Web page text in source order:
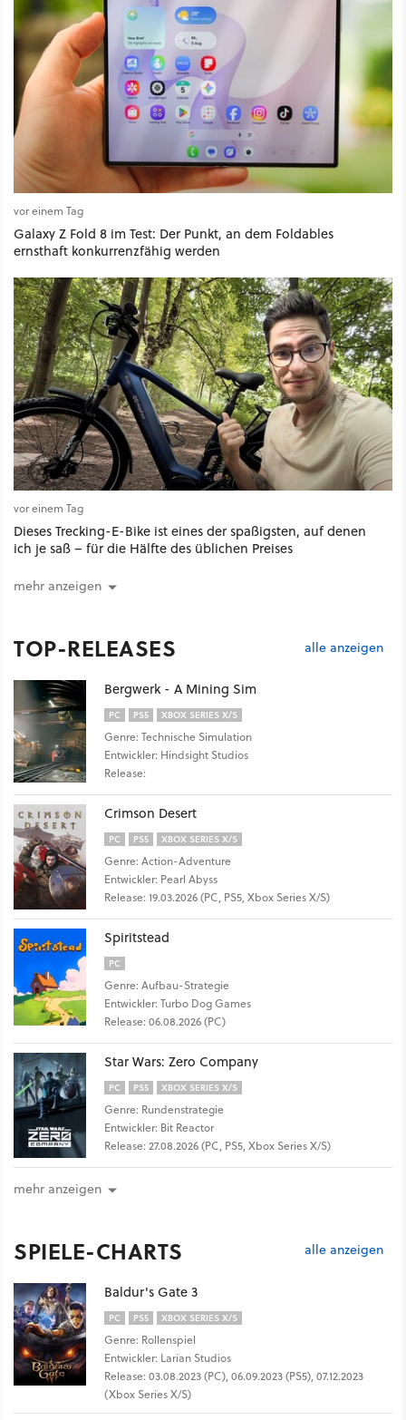
vor einem Tag
Galaxy Z Fold 8 im Test: Der Punkt, an dem Foldables
ernsthaft konkurrenzfähig werden
vor einem Tag
Dieses Trecking-E-Bike ist eines der spaßigsten, auf denen
ich je saß – für die Hälfte des üblichen Preises
mehr anzeigen
TOP-RELEASES alle anzeigen
Bergwerk - A Mining Sim
PC PS5 XBOX SERIES X/S
Genre: Technische Simulation
Entwickler: Hindsight Studios
Release:
Crimson Desert
PC PS5 XBOX SERIES X/S
Genre: Action-Adventure
Entwickler: Pearl Abyss
Release: 19.03.2026 (PC, PS5, Xbox Series X/S)
Spiritstead
PC
Genre: Aufbau-Strategie
Entwickler: Turbo Dog Games
Release: 06.08.2026 (PC)
Star Wars: Zero Company
PC PS5 XBOX SERIES X/S
Genre: Rundenstrategie
Entwickler: Bit Reactor
Release: 27.08.2026 (PC, PS5, Xbox Series X/S)
mehr anzeigen
SPIELE-CHARTS alle anzeigen
Baldur's Gate 3
PC PS5 XBOX SERIES X/S
Genre: Rollenspiel
Entwickler: Larian Studios
Release: 03.08.2023 (PC), 06.09.2023 (PS5), 07.12.2023
(Xbox Series X/S)